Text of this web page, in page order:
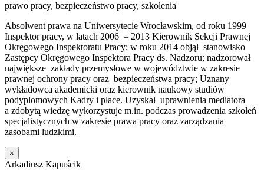
prawo pracy, bezpieczeństwo pracy, szkolenia
Absolwent prawa na Uniwersytecie Wrocławskim, od roku 1999
Inspektor pracy, w latach 2006 – 2013 Kierownik Sekcji Prawnej
Okręgowego Inspektoratu Pracy; w roku 2014 objął stanowisko
Zastępcy Okręgowego Inspektora Pracy ds. Nadzoru; nadzorował
największe zakłady przemysłowe w województwie w zakresie
prawnej ochrony pracy oraz bezpieczeństwa pracy; Uznany
wykładowca akademicki oraz kierownik naukowy studiów
podyplomowych Kadry i płace. Uzyskał uprawnienia mediatora
a zdobytą wiedzę wykorzystuje m.in. podczas prowadzenia szkoleń
specjalistycznych w zakresie prawa pracy oraz zarządzania
zasobami ludzkimi.
×
Arkadiusz Kapuścik